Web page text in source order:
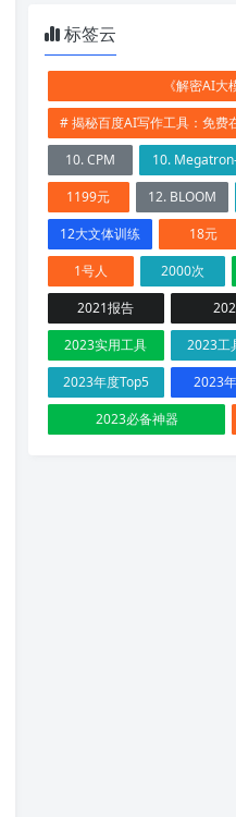
标签云
《解密AI大
# 揭秘百度AI写作工具：免费
10. CPM
10.
1199元
12. BLOOM
12大文体训练
18元
1号人
2000次
2021报告
2023实用工具
2023工
2023年度Top5
2023
2023必备神器